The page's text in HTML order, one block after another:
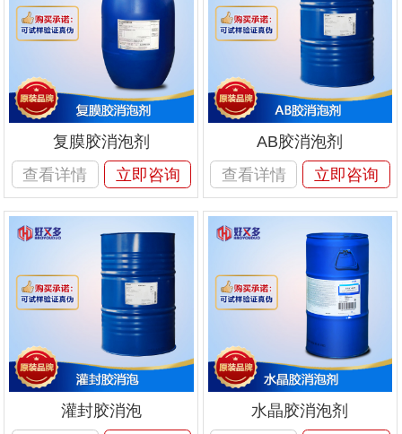
复膜胶消泡剂
查看详情
立即咨询
AB胶消泡剂
查看详情
立即咨询
灌封胶消泡
水晶胶消泡剂